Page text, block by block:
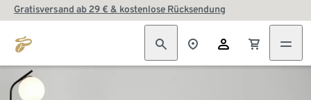
Gratisversand ab 29 € & kostenlose Rücksendung